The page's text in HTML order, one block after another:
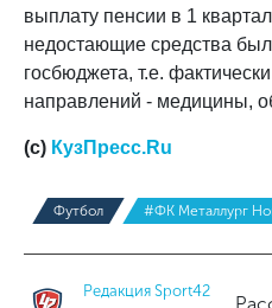
выплату пенсии в 1
недостающие средства
госбюджета, т.е.
направлений - медицины,
(с) КузПресс.Ru
Футбол #ФК Металлург
Редакция Sport42